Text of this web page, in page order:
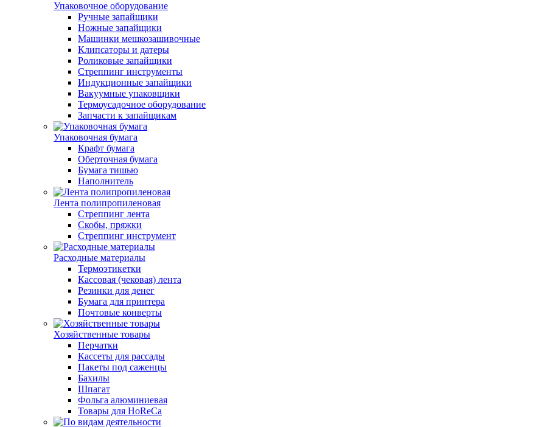
Упаковочное оборудование
Ручные запайщики
Ножные запайщики
Машинки мешкозашивочные
Клипсаторы и датеры
Роликовые запайщики
Стреппинг инструменты
Индукционные запайщики
Вакуумные упаковщики
Термоусадочное оборудование
Запчасти к запайщикам
Упаковочная бумага
Крафт бумага
Оберточная бумага
Бумага тишью
Наполнитель
Лента полипропиленовая
Стреппинг лента
Скобы, пряжки
Стреппинг инструмент
Расходные материалы
Термоэтикетки
Кассовая (чековая) лента
Резинки для денег
Бумага для принтера
Почтовые конверты
Хозяйственные товары
Перчатки
Кассеты для рассады
Пакеты под саженцы
Бахилы
Шпагат
Фольга алюминиевая
Товары для HoReCa